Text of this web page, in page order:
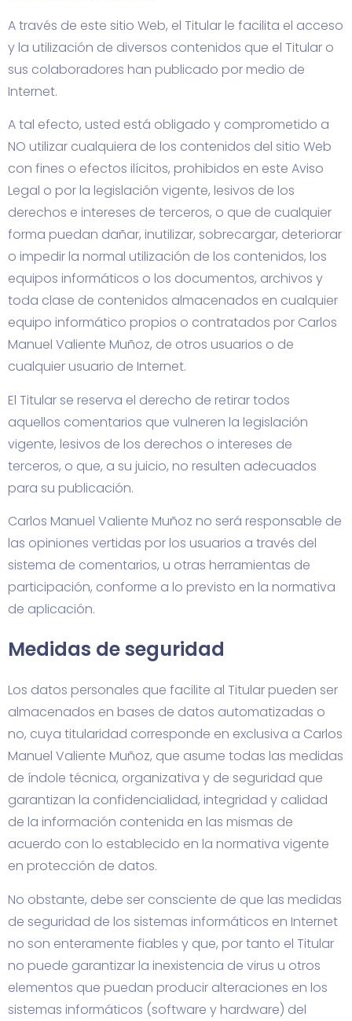
A través de este sitio Web, el Titular le facilita el acceso
y la utilización de diversos contenidos que el Titular o
sus colaboradores han publicado por medio de
Internet.
A tal efecto, usted está obligado y comprometido a
NO utilizar cualquiera de los contenidos del sitio Web
con fines o efectos ilícitos, prohibidos en este Aviso
Legal o por la legislación vigente, lesivos de los
derechos e intereses de terceros, o que de cualquier
forma puedan dañar, inutilizar, sobrecargar, deteriorar
o impedir la normal utilización de los contenidos, los
equipos informáticos o los documentos, archivos y
toda clase de contenidos almacenados en cualquier
equipo informático propios o contratados por Carlos
Manuel Valiente Muñoz, de otros usuarios o de
cualquier usuario de Internet.
El Titular se reserva el derecho de retirar todos
aquellos comentarios que vulneren la legislación
vigente, lesivos de los derechos o intereses de
terceros, o que, a su juicio, no resulten adecuados
para su publicación.
Carlos Manuel Valiente Muñoz no será responsable de
las opiniones vertidas por los usuarios a través del
sistema de comentarios, u otras herramientas de
participación, conforme a lo previsto en la normativa
de aplicación.
Medidas de seguridad
Los datos personales que facilite al Titular pueden ser
almacenados en bases de datos automatizadas o
no, cuya titularidad corresponde en exclusiva a Carlos
Manuel Valiente Muñoz, que asume todas las medidas
de índole técnica, organizativa y de seguridad que
garantizan la confidencialidad, integridad y calidad
de la información contenida en las mismas de
acuerdo con lo establecido en la normativa vigente
en protección de datos.
No obstante, debe ser consciente de que las medidas
de seguridad de los sistemas informáticos en Internet
no son enteramente fiables y que, por tanto el Titular
no puede garantizar la inexistencia de virus u otros
elementos que puedan producir alteraciones en los
sistemas informáticos (software y hardware) del